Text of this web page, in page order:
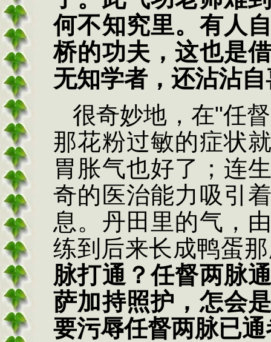
何不知究里。有人
桥的功夫，这也是
无知学者，还沾沾
很奇妙地，在"任
那花粉过敏的症状
胃胀气也好了；连
奇的医治能力吸引
息。丹田里的气，
练到后来长成鸭蛋
脉打通？任督两脉
萨加持照护，怎会
要污辱任督两脉已